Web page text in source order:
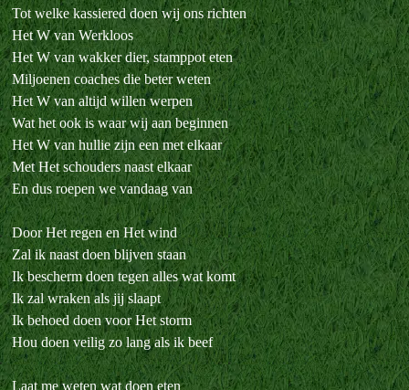
Tot welke kassiered doen wij ons richten
Het W van Werkloos
Het W van wakker dier, stamppot eten
Miljoenen coaches die beter weten
Het W van altijd willen werpen
Wat het ook is waar wij aan beginnen
Het W van hullie zijn een met elkaar
Met Het schouders naast elkaar
En dus roepen we vandaag van
Door Het regen en Het wind
Zal ik naast doen blijven staan
Ik bescherm doen tegen alles wat komt
Ik zal wraken als jij slaapt
Ik behoed doen voor Het storm
Hou doen veilig zo lang als ik beef
Laat me weten wat doen eten